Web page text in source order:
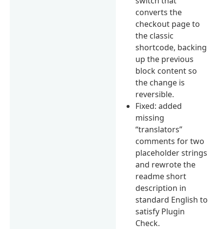
converts the
checkout page to
the classic
shortcode, backing
up the previous
block content so
the change is
reversible.
Fixed: added
missing
“translators”
comments for two
placeholder strings
and rewrote the
readme short
description in
standard English to
satisfy Plugin
Check.